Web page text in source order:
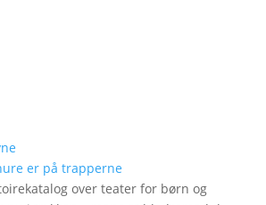
er på trapperne
over teater for børn og